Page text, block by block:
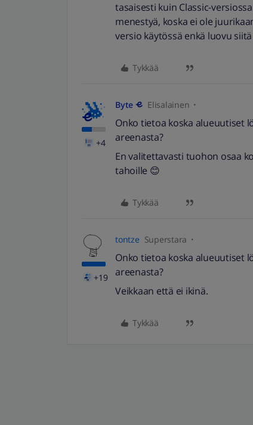
tasaisesti kuin Classic-
menestyä, koska ei ole
versio käytössä enkä luovu
Tykkää
+4
Byte Elisalainen
Onko tietoa koska alueuutiset
areenasta?
En valitettavasti tuohon osaa
tahoille 😊
Tykkää
+19
tontze Superstara
Onko tietoa koska alueuutiset
areenasta?
Veikkaan että ei ikinä.
Tykkää